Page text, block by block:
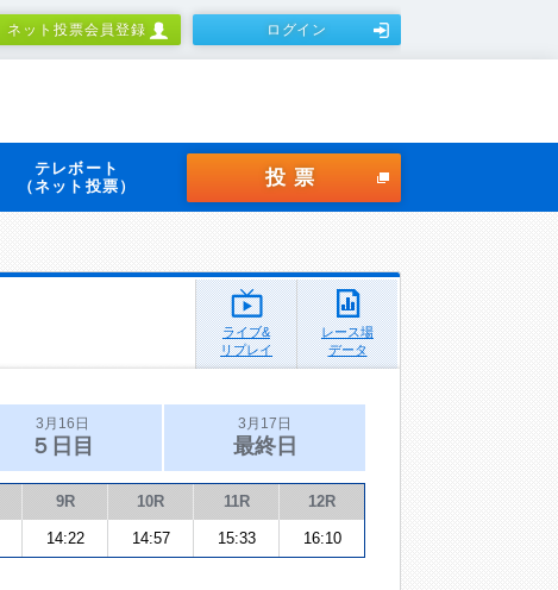
ネット投票会員登録 ログイン
テレボート
（ネット投票）
投票
ライブ&
リプレイ
レース場
データ
3月16日
５日目
3月17日
最終日
9R 10R 11R 12R
14:22 14:57 15:33 16:10